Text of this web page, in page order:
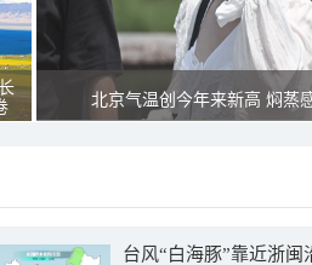
北京气温创今年来新高 焖蒸
台风“白海豚”靠近浙